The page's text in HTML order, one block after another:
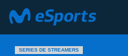
SERIES DE STREAMERS